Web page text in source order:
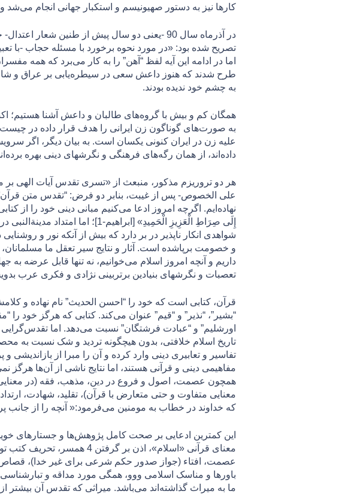
كارها نيز به دستور صهيونيسم و استكبار جهانی انجام می‌شد
در آذرماه سال 90 -یعنی دو سال پیش از طنین
تصریح شده بود: «در مورد نحوه برخورد با مسئله حجاب -با
طرح شدند که هنوز داعش سعی در سیطره‌یابی بر عراق و
به چشم خود ندیده بودند.
همگان كم و بيش با گروه‌های طالبان و داعش آشنا هستیم؛
به صورت‌های گوناگون زن ایرانی را هدف قرار داده در
عليه زن در ایران کنونی یکسان است. به بیان دیگر، اگر
داده‌اند، از همان رگه‌های فرهنگی و نگرشهای دينی بهره
هر دو تروریزم مذکور، منبعث از «تسری تقدس آیات الهی
علی الخصوص- پس از غیبت، بنابر دو فرض: “تقدس متن
نهاده‌ایم. اگرچه امروز ادعا می‌کنیم مبانی دینی خود را از
إِلَى صِرَاطِ الْعَزِيزِ الْحَمِيدِ»
شواهدی انکار ناپذیر در بر دارد که بیش از آنکه نور و
و خصومت برپاشده است. آثار و نتایج سیر تعقل ما
داریم و آنچه امروز اسلام می‌خوانیم، نه تنها قابل عرضه به
تعصبات و نگرشهای بنيادين برتربينی نژادی و فكری عرب
قرآن، کتابی است که خود را “احسن الحدیث” نام نهاده و
“بشیر”، “نذیر” و “قیم” عنوان می‌کند. کتابی که هرگز خود
اورشلیم” و “عبادت فرشتگان” نسبت می‌دهد. اما
تاریخ اسلام خلافتی، بدون هیچگونه تردید و شک نسبت به
تفاسیر و تعابیری دینی وارد کرده و آن را مبرا از
مفاهیمی دینی و قرآنی هستند، اما نتایج ناشی از آن‌ها هرگز
همچون عصمت، اصول و فروع در دین، مذهب، فقه (در معنایی
معنایی متفاوت و حتی متعارض با قرآن)، تقلید، شهادت،
که خداوند در خطاب به مومنین می‌فرمود:« آنچه را از جانب
این کمترین ادعایی بر صحت کامل پژوهش‌ها و جستارهای خویش
معنای قرآنی «اسلام»، اذن
عصمت، افتاء (جواز صدور حکم شرعی برای غیر خدا)، قصاص،
باورها و مناسک اسلامی ووو، همگی مورد مداقه و
ما به میراث گذاشته‌اند می‌باشد. میراثی که تقدس آن بیشتر